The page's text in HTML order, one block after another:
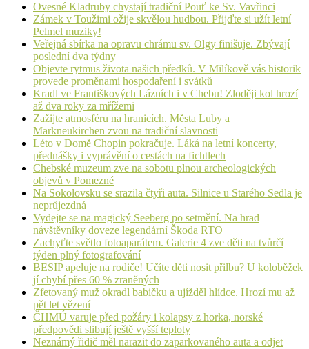
Ovesné Kladruby chystají tradiční Pouť ke Sv. Vavřinci
Zámek v Toužimi ožije skvělou hudbou. Přijďte si užít letní
Pelmel muziky!
Veřejná sbírka na opravu chrámu sv. Olgy finišuje. Zbývají
poslední dva týdny
Objevte rytmus života našich předků. V Milíkově vás historik
provede proměnami hospodaření i svátků
Kradl ve Františkových Lázních i v Chebu! Zloději kol hrozí
až dva roky za mřížemi
Zažijte atmosféru na hranicích. Města Luby a
Markneukirchen zvou na tradiční slavnosti
Léto v Domě Chopin pokračuje. Láká na letní koncerty,
přednášky i vyprávění o cestách na fichtlech
Chebské muzeum zve na sobotu plnou archeologických
objevů v Pomezné
Na Sokolovsku se srazila čtyři auta. Silnice u Starého Sedla je
neprůjezdná
Vydejte se na magický Seeberg po setmění. Na hrad
návštěvníky doveze legendární Škoda RTO
Zachyťte světlo fotoaparátem. Galerie 4 zve děti na tvůrčí
týden plný fotografování
BESIP apeluje na rodiče! Učíte děti nosit přilbu? U koloběžek
jí chybí přes 60 % zraněných
Zfetovaný muž okradl babičku a ujížděl hlídce. Hrozí mu až
pět let vězení
ČHMÚ varuje před požáry i kolapsy z horka, norské
předpovědi slibují ještě vyšší teploty
Neznámý řidič měl narazit do zaparkovaného auta a odjet